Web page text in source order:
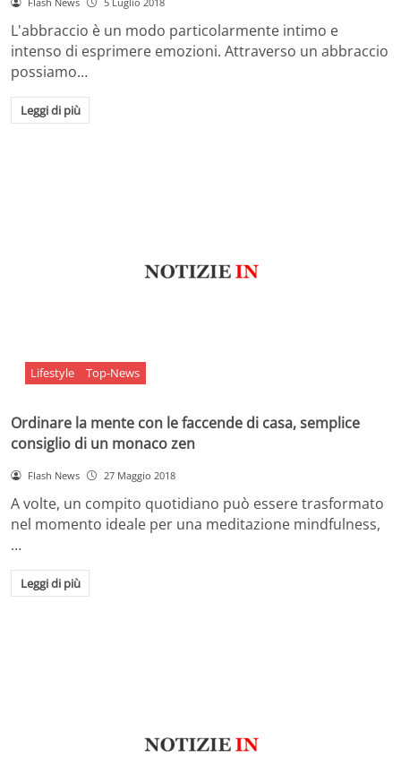
L'abbraccio è un modo particolarmente intimo e
intenso di esprimere emozioni. Attraverso un abbraccio
possiamo…
Leggi di più
Lifestyle Top-News
Ordinare la mente con le faccende di casa, semplice
consiglio di un monaco zen
Flash News 27 Maggio 2018
A volte, un compito quotidiano può essere trasformato
nel momento ideale per una meditazione mindfulness,
…
Leggi di più